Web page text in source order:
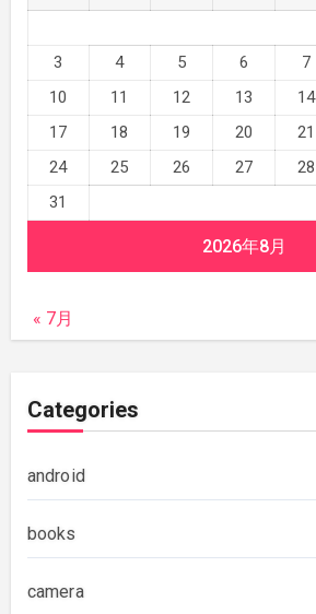
2026年8月
3
4 5 6 7
10
11 12 13 14
17
18 19 20 21
24
25 26 27 28
31
« 7月
Categories
android
books
camera